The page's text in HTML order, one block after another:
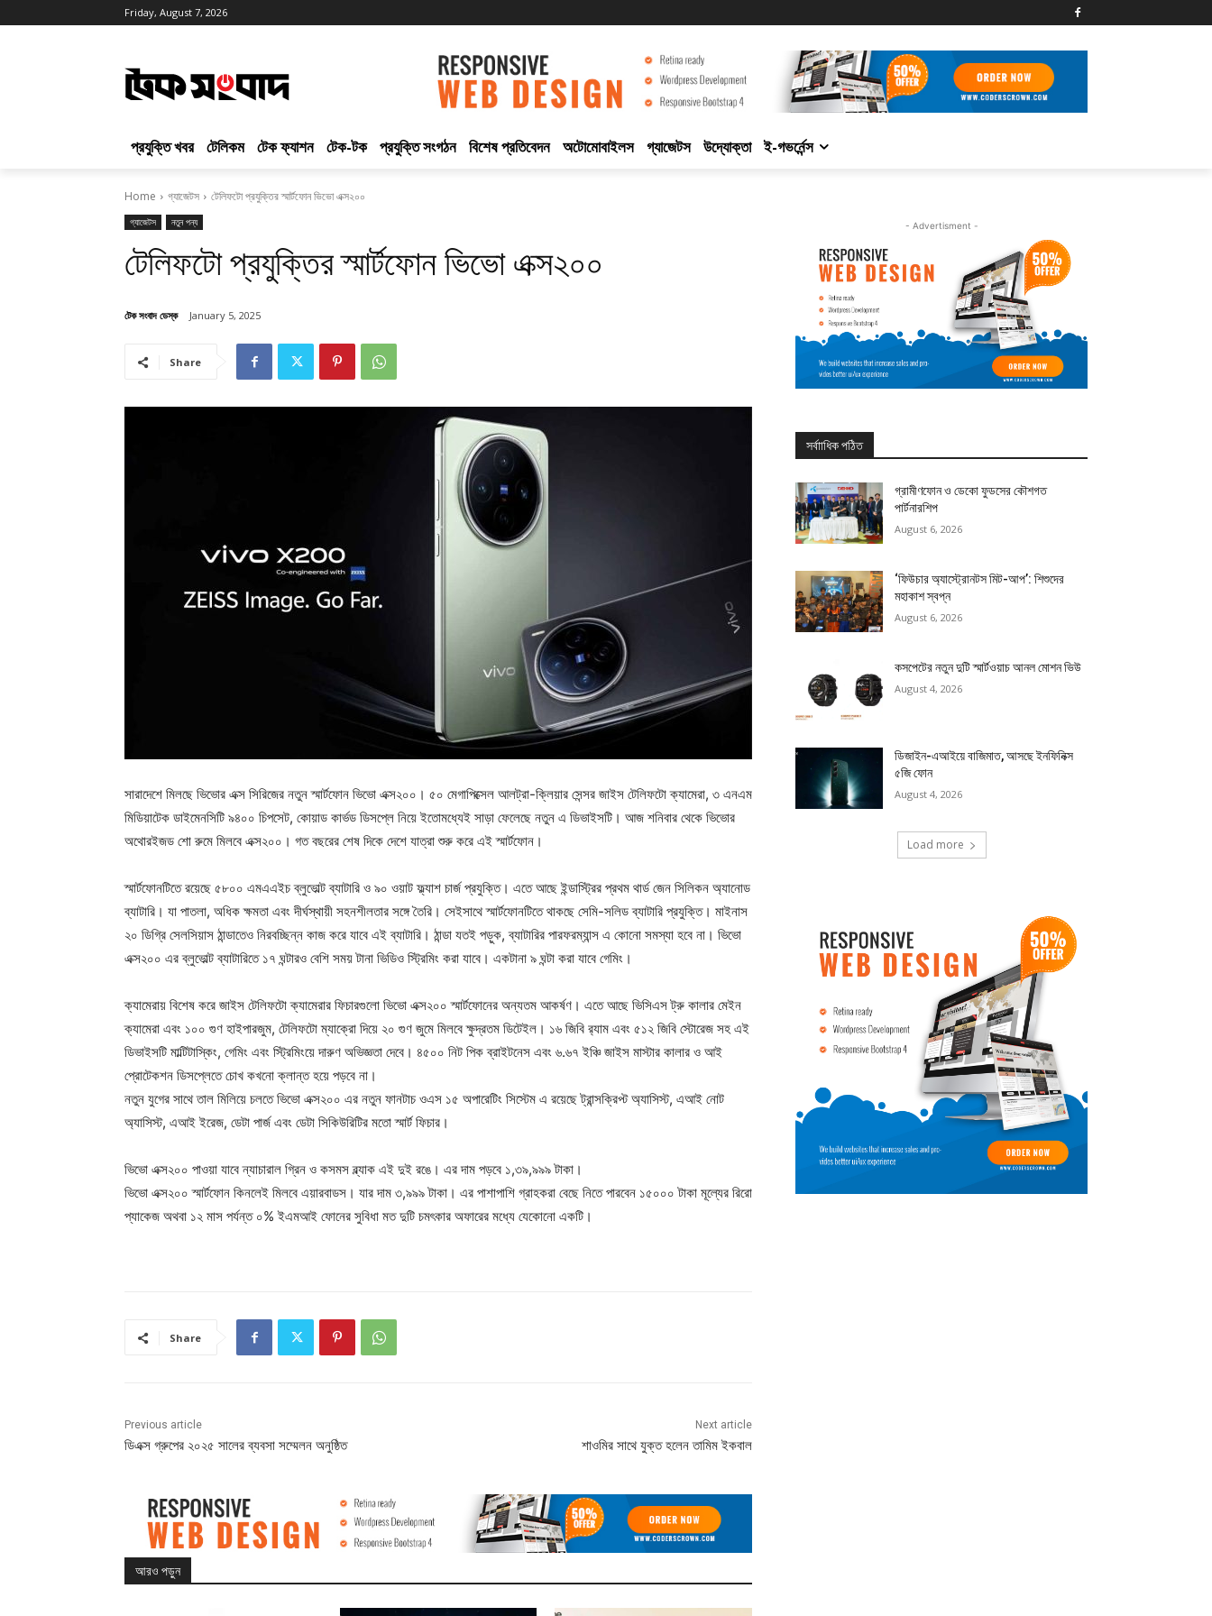
Friday, August 7, 2026
প্রযুক্তি খবর টেলিকম টেক ফ্যাশন টেক-টক প্রযুক্তি সংগঠন বিশেষ প্রতিবেদন অটোমোবাইলস গ্যাজেটস উদ্যোক্তা ই-গভর্নেন্স
Home গ্যাজেটস টেলিফটো প্রযুক্তির স্মার্টফোন ভিভো এক্স২০০
গ্যাজেটস নতুন পন্য
টেলিফটো প্রযুক্তির স্মার্টফোন ভিভো এক্স২০০
টেক সংবাদ ডেস্ক January 5, 2025
Share
সারাদেশে মিলছে ভিভোর এক্স সিরিজের নতুন স্মার্টফোন ভিভো এক্স২০০। ৫০ মেগাপিক্সেল আলট্রা-ক্লিয়ার সেন্সর জাইস টেলিফটো ক্যামেরা, ৩ এনএম
মিডিয়াটেক ডাইমেনসিটি ৯৪০০ চিপসেট, কোয়াড কার্ভড ডিসপ্লে নিয়ে ইতোমধ্যেই সাড়া ফেলেছে নতুন এ ডিভাইসটি। আজ শনিবার থেকে ভিভোর
অথোরইজড শো রুমে মিলবে এক্স২০০। গত বছরের শেষ দিকে দেশে যাত্রা শুরু করে এই স্মার্টফোন।
স্মার্টফোনটিতে রয়েছে ৫৮০০ এমএএইচ ব্লুভোল্ট ব্যাটারি ও ৯০ ওয়াট ফ্ল্যাশ চার্জ প্রযুক্তি। এতে আছে ইন্ডাস্ট্রির প্রথম থার্ড জেন সিলিকন অ্যানোড
ব্যাটারি। যা পাতলা, অধিক ক্ষমতা এবং দীর্ঘস্থায়ী সহনশীলতার সঙ্গে তৈরি। সেইসাথে স্মার্টফোনটিতে থাকছে সেমি-সলিড ব্যাটারি প্রযুক্তি। মাইনাস
২০ ডিগ্রি সেলসিয়াস ঠান্ডাতেও নিরবচ্ছিন্ন কাজ করে যাবে এই ব্যাটারি। ঠান্ডা যতই পড়ুক, ব্যাটারির পারফরম্যান্স এ কোনো সমস্যা হবে না। ভিভো
এক্স২০০ এর ব্লুভোল্ট ব্যাটারিতে ১৭ ঘন্টারও বেশি সময় টানা ভিডিও স্ট্রিমিং করা যাবে। একটানা ৯ ঘন্টা করা যাবে গেমিং।
ক্যামেরায় বিশেষ করে জাইস টেলিফটো ক্যামেরার ফিচারগুলো ভিভো এক্স২০০ স্মার্টফোনের অন্যতম আকর্ষণ। এতে আছে ভিসিএস ট্রু কালার মেইন
ক্যামেরা এবং ১০০ গুণ হাইপারজুম, টেলিফটো ম্যাক্রো দিয়ে ২০ গুণ জুমে মিলবে ক্ষুদ্রতম ডিটেইল। ১৬ জিবি র‍্যাম এবং ৫১২ জিবি স্টোরেজ সহ এই
ডিভাইসটি মাল্টিটাস্কিং, গেমিং এবং স্ট্রিমিংয়ে দারুণ অভিজ্ঞতা দেবে। ৪৫০০ নিট পিক ব্রাইটনেস এবং ৬.৬৭ ইঞ্চি জাইস মাস্টার কালার ও আই
প্রোটেকশন ডিসপ্লেতে চোখ কখনো ক্লান্ত হয়ে পড়বে না।
নতুন যুগের সাথে তাল মিলিয়ে চলতে ভিভো এক্স২০০ এর নতুন ফানটাচ ওএস ১৫ অপারেটিং সিস্টেম এ রয়েছে ট্রান্সক্রিপ্ট অ্যাসিস্ট, এআই নোট
অ্যাসিস্ট, এআই ইরেজ, ডেটা পার্জ এবং ডেটা সিকিউরিটির মতো স্মার্ট ফিচার।
ভিভো এক্স২০০ পাওয়া যাবে ন্যাচারাল গ্রিন ও কসমস ব্ল্যাক এই দুই রঙে। এর দাম পড়বে ১,৩৯,৯৯৯ টাকা।
ভিভো এক্স২০০ স্মার্টফোন কিনলেই মিলবে এয়ারবাডস। যার দাম ৩,৯৯৯ টাকা। এর পাশাপাশি গ্রাহকরা বেছে নিতে পারবেন ১৫০০০ টাকা মূল্যের রিরো
প্যাকেজ অথবা ১২ মাস পর্যন্ত ০% ইএমআই ফোনের সুবিধা মত দুটি চমৎকার অফারের মধ্যে যেকোনো একটি।
Share
Previous article
ডিএক্স গ্রুপের ২০২৫ সালের ব্যবসা সম্মেলন অনুষ্ঠিত
Next article
শাওমির সাথে যুক্ত হলেন তামিম ইকবাল
আরও পড়ুন
- Advertisment -
সর্বাাধিক পঠিত
গ্রামীণফোন ও ডেকো ফুডসের কৌশগত
পার্টনারশিপ
August 6, 2026
‘ফিউচার অ্যাস্ট্রোনটস মিট-আপ’: শিশুদের
মহাকাশ স্বপ্ন
August 6, 2026
কসপেটের নতুন দুটি স্মার্টওয়াচ আনল মোশন ভিউ
August 4, 2026
ডিজাইন-এআইয়ে বাজিমাত, আসছে ইনফিনিক্স
৫জি ফোন
August 4, 2026
Load more